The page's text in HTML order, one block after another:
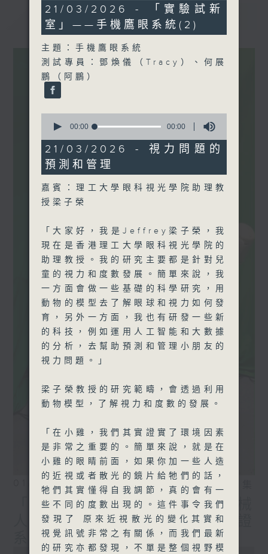
測、在不同應用場境展示技術效能。同時亦會邀請使
用者分享使用心得及感受，展示科技如何提升生活質
素，拓闊聽眾對科技應用的想像。
星期六早上，讓我們看遠一點，看到未來的無限可
監製: 蕭洛汶、張璟瑩
最新 LATEST
01/08/2026
「實驗試新室」—— 演奏機械
人（1）；推廣藝術品身份認證
系統的挑戰
0
seconds
21/03/2026 - 「實驗試新
室」——手機鷹眼系統(2)
主題：手機鷹眼系統
測試專員：鄧煥儀（Tracy）、何展
鵬（阿鵬）
seconds
0
seconds
00:00 00:00
21/03/2026 - 視力問題的
預測和管理
嘉賓：理工大學眼科視光學院助理教
授梁子榮
「大家好，我是Jeffrey梁子榮，我
現在是香港理工大學眼科視光學院的
助理教授。我的研究主要都是針對兒
童的視力和度數發展。簡單來說，我
一方面會做一些基礎的科學研究，用
動物的模型去了解眼球和視力如何發
育，另外一方面，我也有研發一些新
的科技，例如運用人工智能和大數據
的分析，去幫助預測和管理小朋友的
視力問題。」
梁子榮教授的研究範疇，會透過利用
動物模型，了解視力和度數的發展。
「在小雞，我們其實證實了環境因素
是非常之重要的。簡單來說，就是在
小雞的眼睛前面，如果你加一些人造
的近視或者散光的鏡片給牠們的話，
牠們其實懂得自我調節，真的會有一
些不同的度數出現的。這件事令我們
發現了 原來近視散光的變化其實和
視覺訊號非常之有關係，而我們最新
的研究亦都發現，不單是整個視野模